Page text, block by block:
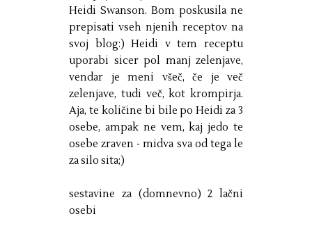
Heidi Swanson. Bom poskusila ne
prepisati vseh njenih receptov na
svoj blog:) Heidi v tem receptu
uporabi sicer pol manj zelenjave,
vendar je meni všeč, če je več
zelenjave, tudi več, kot krompirja.
Aja, te količine bi bile po Heidi za 3
osebe, ampak ne vem, kaj jedo te
osebe zraven - midva sva od tega le
za silo sita;)
sestavine za (domnevno) 2 lačni
osebi